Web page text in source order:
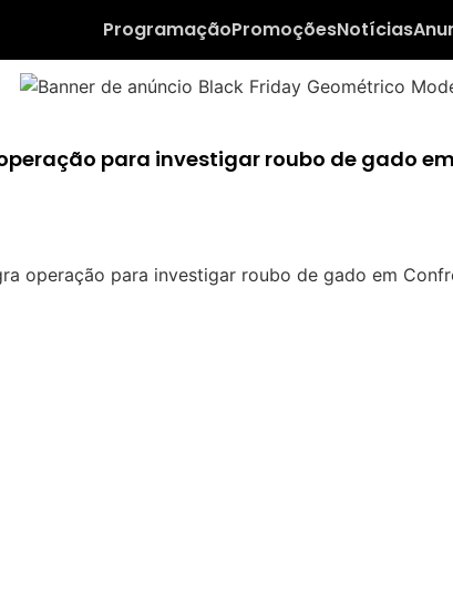
ProgramaçãoPromoçõesNotícias
para investigar roubo de gado em